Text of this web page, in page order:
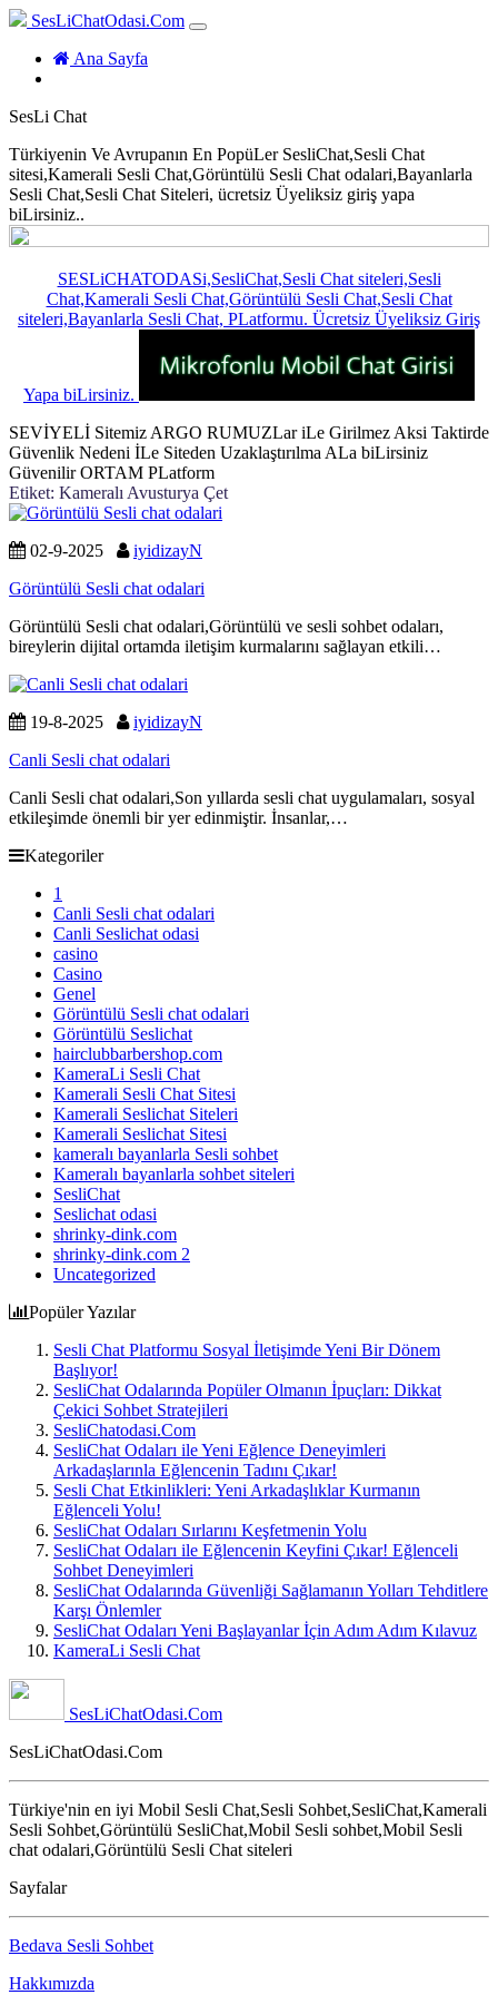
SesLiChatOdasi.Com
Ana Sayfa
SesLi Chat
Türkiyenin Ve Avrupanın En PopüLer SesliChat,Sesli Chat
sitesi,Kamerali Sesli Chat,Görüntülü Sesli Chat odalari,Bayanlarla
Sesli Chat,Sesli Chat Siteleri, ücretsiz Üyeliksiz giriş yapa
biLirsiniz..
SESLiCHATODASi,SesliChat,Sesli Chat siteleri,Sesli
Chat,Kamerali Sesli Chat,Görüntülü Sesli Chat,Sesli Chat
siteleri,Bayanlarla Sesli Chat, PLatformu. Ücretsiz Üyeliksiz Giriş
Yapa biLirsiniz.
SEVİYELİ Sitemiz ARGO RUMUZLar iLe Girilmez Aksi Taktirde
Güvenlik Nedeni İLe Siteden Uzaklaştırılma ALa biLirsiniz
Güvenilir ORTAM PLatform
Etiket: Kameralı Avusturya Çet
02-9-2025
iyidizayN
Görüntülü Sesli chat odalari
Görüntülü Sesli chat odalari,Görüntülü ve sesli sohbet odaları,
bireylerin dijital ortamda iletişim kurmalarını sağlayan etkili…
19-8-2025
iyidizayN
Canli Sesli chat odalari
Canli Sesli chat odalari,Son yıllarda sesli chat uygulamaları, sosyal
etkileşimde önemli bir yer edinmiştir. İnsanlar,…
Kategoriler
1
Canli Sesli chat odalari
Canli Seslichat odasi
casino
Casino
Genel
Görüntülü Sesli chat odalari
Görüntülü Seslichat
hairclubbarbershop.com
KameraLi Sesli Chat
Kamerali Sesli Chat Sitesi
Kamerali Seslichat Siteleri
Kamerali Seslichat Sitesi
kameralı bayanlarla Sesli sohbet
Kameralı bayanlarla sohbet siteleri
SesliChat
Seslichat odasi
shrinky-dink.com
shrinky-dink.com 2
Uncategorized
Popüler Yazılar
Sesli Chat Platformu Sosyal İletişimde Yeni Bir Dönem
Başlıyor!
SesliChat Odalarında Popüler Olmanın İpuçları: Dikkat
Çekici Sohbet Stratejileri
SesliChatodasi.Com
SesliChat Odaları ile Yeni Eğlence Deneyimleri
Arkadaşlarınla Eğlencenin Tadını Çıkar!
Sesli Chat Etkinlikleri: Yeni Arkadaşlıklar Kurmanın
Eğlenceli Yolu!
SesliChat Odaları Sırlarını Keşfetmenin Yolu
SesliChat Odaları ile Eğlencenin Keyfini Çıkar! Eğlenceli
Sohbet Deneyimleri
SesliChat Odalarında Güvenliği Sağlamanın Yolları Tehditlere
Karşı Önlemler
SesliChat Odaları Yeni Başlayanlar İçin Adım Adım Kılavuz
KameraLi Sesli Chat
SesLiChatOdasi.Com
SesLiChatOdasi.Com
Türkiye'nin en iyi Mobil Sesli Chat,Sesli Sohbet,SesliChat,Kamerali
Sesli Sohbet,Görüntülü SesliChat,Mobil Sesli sohbet,Mobil Sesli
chat odalari,Görüntülü Sesli Chat siteleri
Sayfalar
Bedava Sesli Sohbet
Hakkımızda